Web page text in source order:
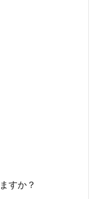
すか？